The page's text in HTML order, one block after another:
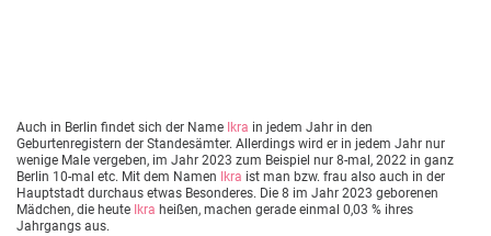
Auch in Berlin findet sich der Name Ikra in jedem Jahr in den
Geburtenregistern der Standesämter. Allerdings wird er in jedem Jahr nur
wenige Male vergeben, im Jahr 2023 zum Beispiel nur 8-mal, 2022 in ganz
Berlin 10-mal etc. Mit dem Namen
Ikra ist man bzw. frau also auch in der
Hauptstadt durchaus etwas Besonderes. Die 8 im Jahr 2023 geborenen
Mädchen, die heute Ikra heißen, machen gerade einmal 0,03 % ihres
Jahrgangs aus.